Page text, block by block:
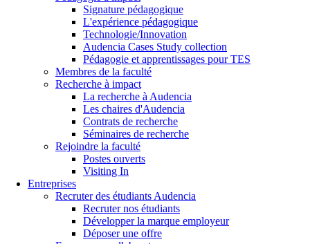
Signature pédagogique
L'expérience pédagogique
Technologie/Innovation
Audencia Cases Study collection
Pédagogie et apprentissages pour TES
Membres de la faculté
Recherche à impact
La recherche à Audencia
Les chaires d'Audencia
Contrats de recherche
Séminaires de recherche
Rejoindre la faculté
Postes ouverts
Visiting In
Entreprises
Recruter des étudiants Audencia
Recruter nos étudiants
Développer la marque employeur
Déposer une offre